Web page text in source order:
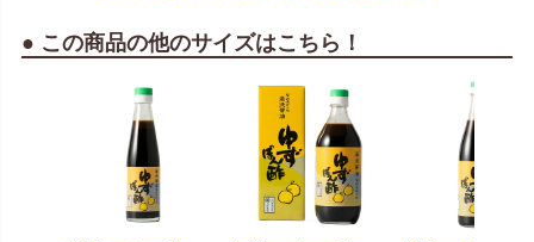
● この商品の他のサイズはこちら！